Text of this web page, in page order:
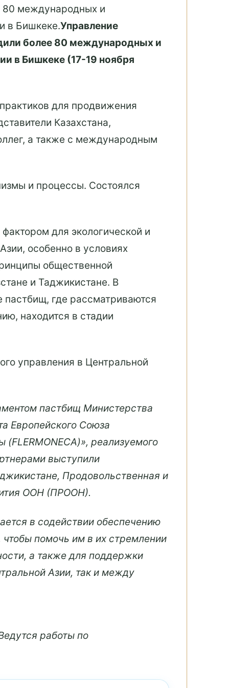
80 международных и
в Бишкеке.Управление
более 80 международных и
в Бишкеке (17-19 ноября
для продвижения
Казахстана,
а также с международным
и процессы. Состоялся
для экологической и
особенно в условиях
общественной
и Таджикистане. В
пастбищ, где рассматриваются
находится в стадии
управления в Центральной
пастбищ Министерства
Европейского Союза
реализуемого
выступили
Продовольственная и
ООН (ПРООН).
в содействии обеспечению
чтобы помочь им в их стремлении
а также для поддержки
Азии, так и между
работы по